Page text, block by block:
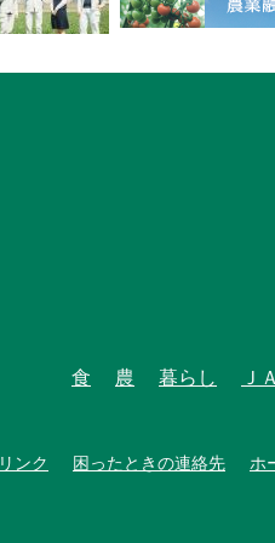
食 農 暮らし Ｊ
リンク 困ったときの連絡先 ホ